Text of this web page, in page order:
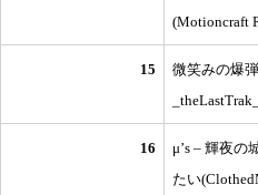
(Motioncraft
15
微笑みの爆弾
16
μ’s – 輝夜の
たい